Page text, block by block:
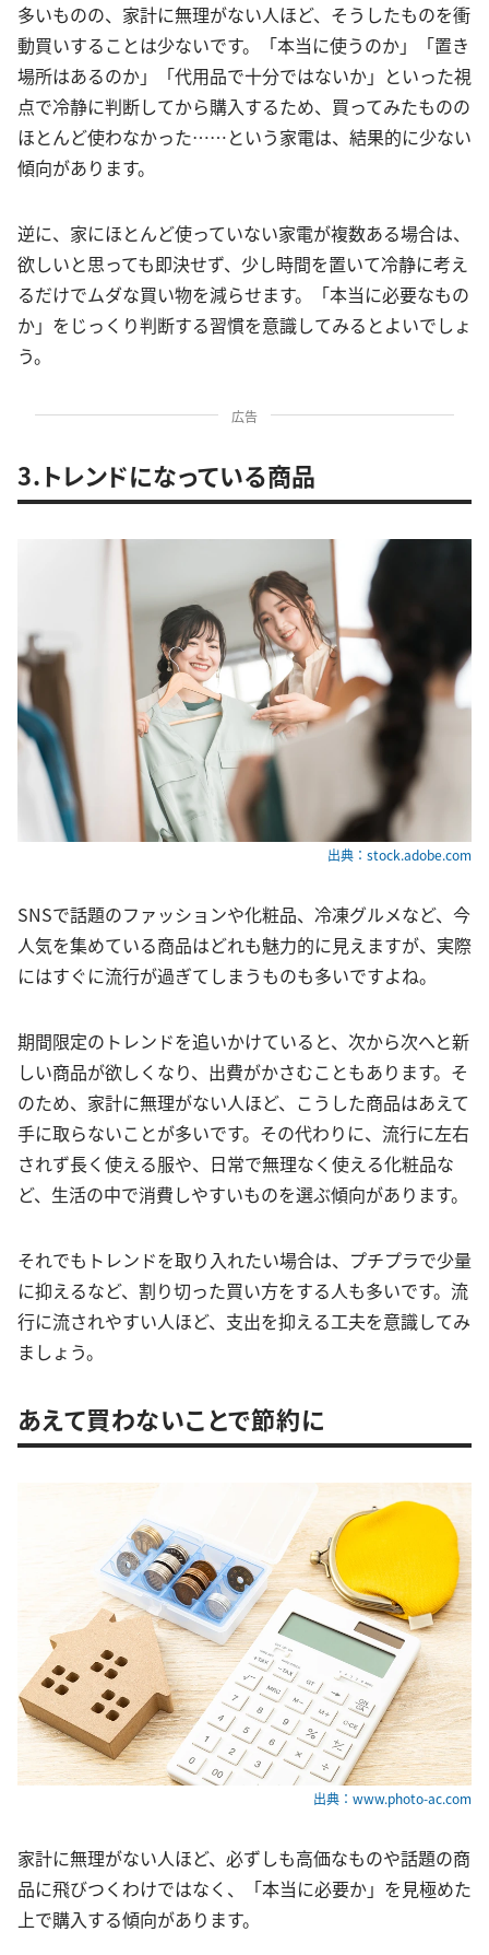
多いものの、家計に無理がない人ほど、そうしたものを衝
動買いすることは少ないです。「本当に使うのか」「置き
場所はあるのか」「代用品で十分ではないか」といった視
点で冷静に判断してから購入するため、買ってみたものの
ほとんど使わなかった……という家電は、結果的に少ない
傾向があります。
逆に、家にほとんど使っていない家電が複数ある場合は、
欲しいと思っても即決せず、少し時間を置いて冷静に考え
るだけでムダな買い物を減らせます。「本当に必要なもの
か」をじっくり判断する習慣を意識してみるとよいでしょ
う。
広告
3.トレンドになっている商品
出典：stock.adobe.com
SNSで話題のファッションや化粧品、冷凍グルメなど、今
人気を集めている商品はどれも魅力的に見えますが、実際
にはすぐに流行が過ぎてしまうものも多いですよね。
期間限定のトレンドを追いかけていると、次から次へと新
しい商品が欲しくなり、出費がかさむこともあります。そ
のため、家計に無理がない人ほど、こうした商品はあえて
手に取らないことが多いです。その代わりに、流行に左右
されず長く使える服や、日常で無理なく使える化粧品な
ど、生活の中で消費しやすいものを選ぶ傾向があります。
それでもトレンドを取り入れたい場合は、プチプラで少量
に抑えるなど、割り切った買い方をする人も多いです。流
行に流されやすい人ほど、支出を抑える工夫を意識してみ
ましょう。
あえて買わないことで節約に
出典：www.photo-ac.com
家計に無理がない人ほど、必ずしも高価なものや話題の商
品に飛びつくわけではなく、「本当に必要か」を見極めた
上で購入する傾向があります。